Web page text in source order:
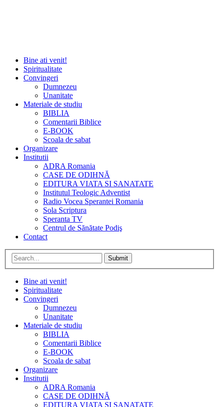
Bine ati venit!
Spiritualitate
Convingeri
Dumnezeu
Unanitate
Materiale de studiu
BIBLIA
Comentarii Biblice
E-BOOK
Scoala de sabat
Organizare
Institutii
ADRA Romania
CASE DE ODIHNĂ
EDITURA VIATA SI SANATATE
Institutul Teologic Adventist
Radio Vocea Sperantei Romania
Sola Scriptura
Speranta TV
Centrul de Sănătate Podiş
Contact
Submit
Bine ati venit!
Spiritualitate
Convingeri
Dumnezeu
Unanitate
Materiale de studiu
BIBLIA
Comentarii Biblice
E-BOOK
Scoala de sabat
Organizare
Institutii
ADRA Romania
CASE DE ODIHNĂ
EDITURA VIATA SI SANATATE